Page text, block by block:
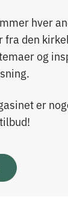
hver
fra den
og
er